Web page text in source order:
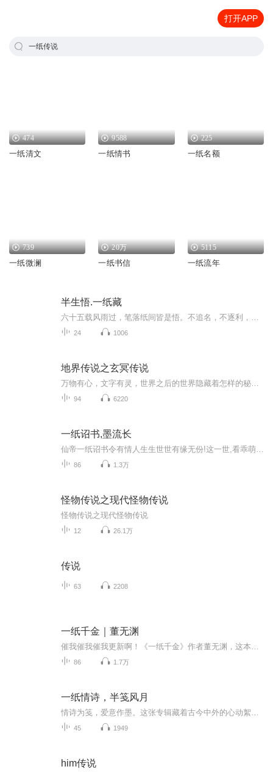
打开APP
一纸传说
474
一纸清文
9588
一纸情书
225
一纸名额
739
一纸微澜
20万
一纸书信
5115
一纸流年
半生悟.一纸藏
24 1006
地界传说之玄冥传说
94 6220
一纸诏书,墨流长
86 1.3万
怪物传说之现代怪物传说
怪物传说之现代怪物传说
12 26.1万
传说
63 2208
一纸千金｜董无渊
86 1.7万
一纸情诗，半笺风月
45 1949
him传说